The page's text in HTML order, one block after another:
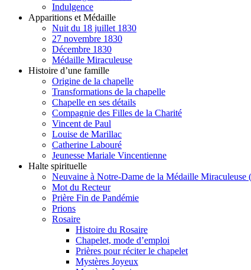
Indulgence
Apparitions et Médaille
Nuit du 18 juillet 1830
27 novembre 1830
Décembre 1830
Médaille Miraculeuse
Histoire d’une famille
Origine de la chapelle
Transformations de la chapelle
Chapelle en ses détails
Compagnie des Filles de la Charité
Vincent de Paul
Louise de Marillac
Catherine Labouré
Jeunesse Mariale Vincentienne
Halte spirituelle
Neuvaine à Notre-Dame de la Médaille Miraculeuse
Mot du Recteur
Prière Fin de Pandémie
Prions
Rosaire
Histoire du Rosaire
Chapelet, mode d’emploi
Prières pour réciter le chapelet
Mystères Joyeux